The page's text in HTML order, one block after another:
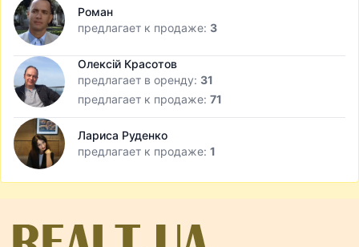
Роман
предлагает к продаже: 3
Олексій Красотов
предлагает в оренду: 31
предлагает к продаже: 71
Лариса Руденко
предлагает к продаже: 1